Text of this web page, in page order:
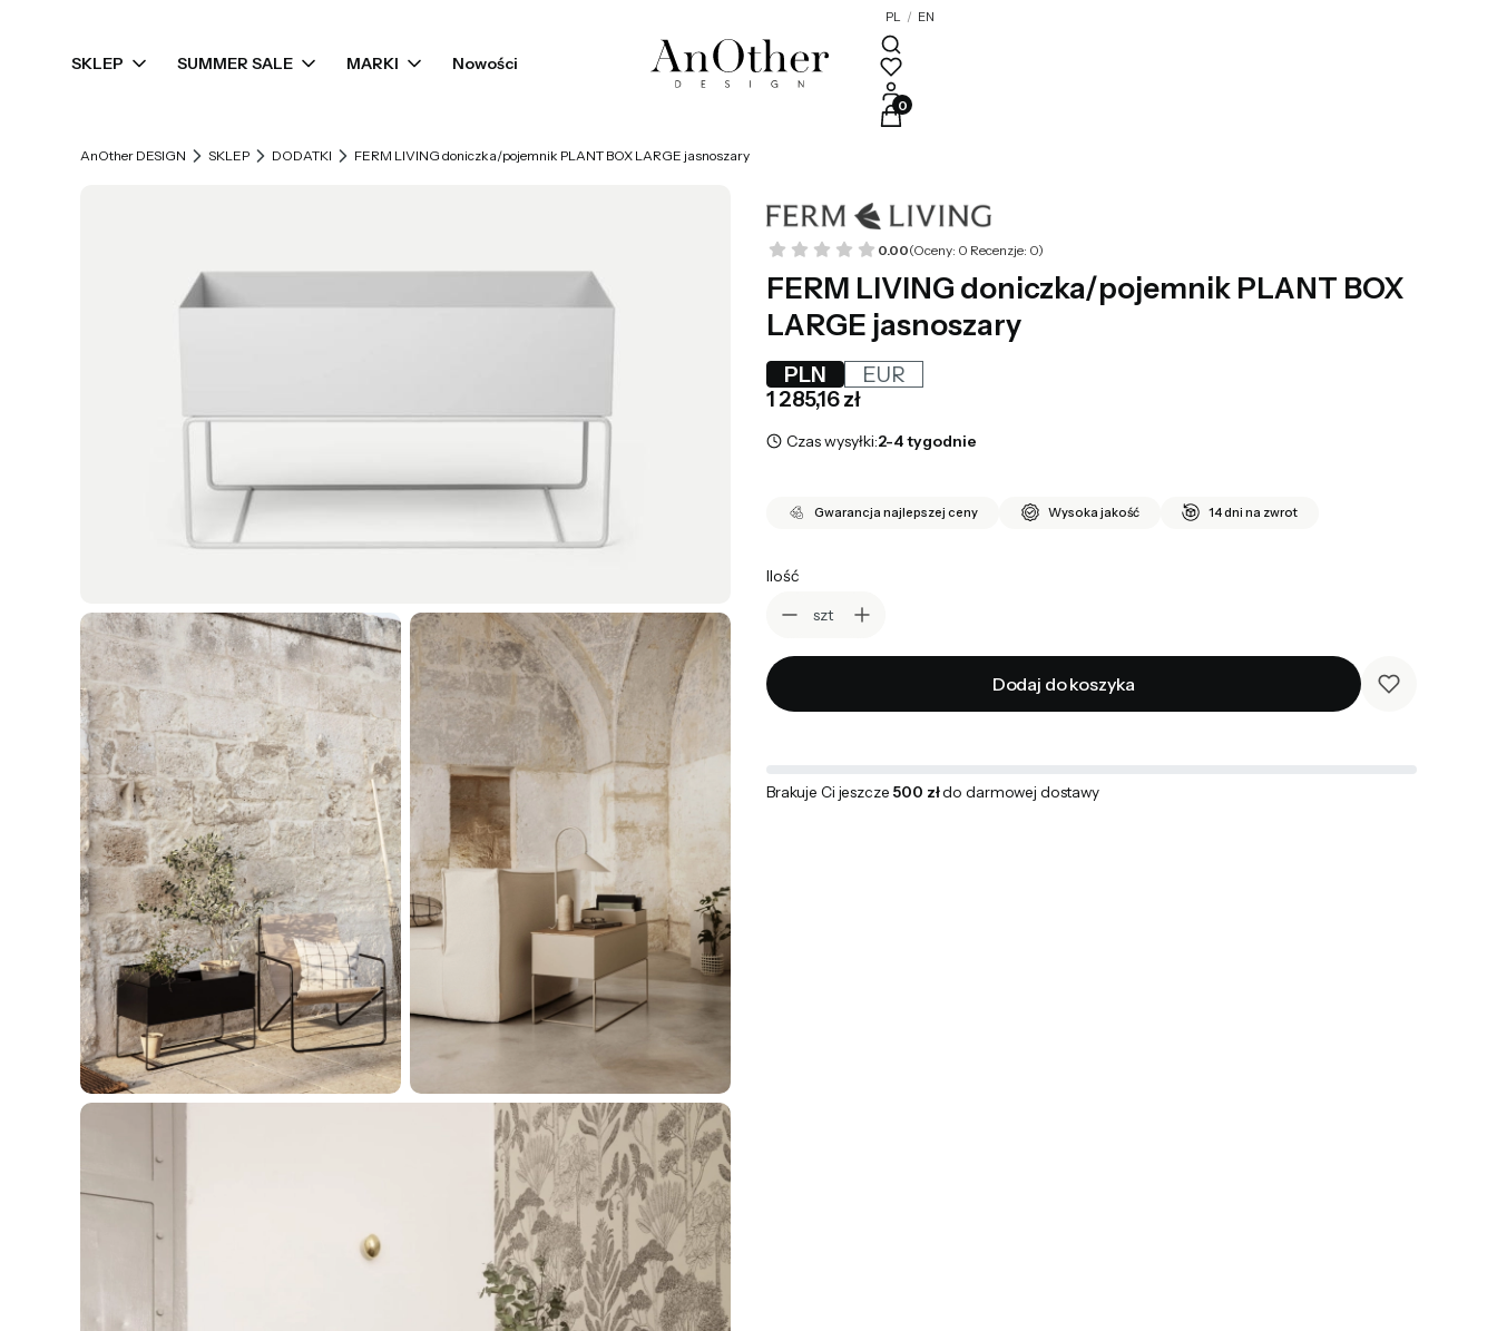
SKLEP SUMMER SALE MARKI Nowości
PL / EN
Produkty w koszyku: 0. Zobacz szczegóły
AnOther DESIGN SKLEP DODATKI FERM LIVING doniczka/pojemnik PLANT BOX LARGE jasnoszary
0.00(Oceny: 0 Recenzje: 0)
FERM LIVING doniczka/pojemnik PLANT BOX
LARGE jasnoszary
PLN
EUR
Cena
1 285,16 zł
Czas wysyłki:2-4 tygodnie
Gwarancja najlepszej ceny Wysoka jakość 14 dni na zwrot
Ilość
szt
Dodaj do koszyka
Brakuje Ci jeszcze 500 złdo darmowej dostawy